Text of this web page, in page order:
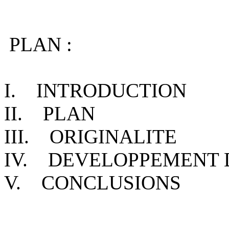
PLAN :
I. INTRODUCTION
II. PLAN
III. ORIGINALITE
IV. DEVELOPPEMENT
V. CONCLUSIONS